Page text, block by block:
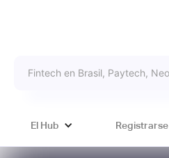
El Hub Registrarse